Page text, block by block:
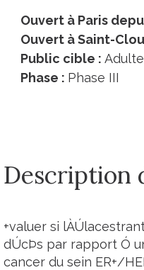
Ouvert à Paris
Ouvert à Saint-
Public cible : Adulte
Phase : Phase III
Description
+valuer si
dÚcÞs par rapport Ó
cancer du sein ER+/